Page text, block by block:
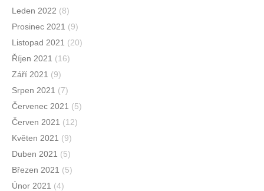
Leden 2022 (8)
Prosinec 2021 (9)
Listopad 2021 (20)
Říjen 2021 (16)
Září 2021 (9)
Srpen 2021 (7)
Červenec 2021 (5)
Červen 2021 (12)
Květen 2021 (9)
Duben 2021 (5)
Březen 2021 (5)
Únor 2021 (4)